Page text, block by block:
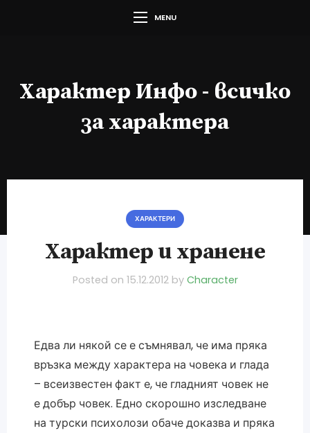
MENU
Характер Инфо - всичко
за характера
ХАРАКТЕРИ
Характер и хранене
Posted on 15.12.2012 by Character
Едва ли някой се е съмнявал, че има пряка
връзка между характера на човека и глада
– всеизвестен факт е, че гладният човек не
е добър човек. Едно скорошно изследване
на турски психолози обаче доказва и пряка